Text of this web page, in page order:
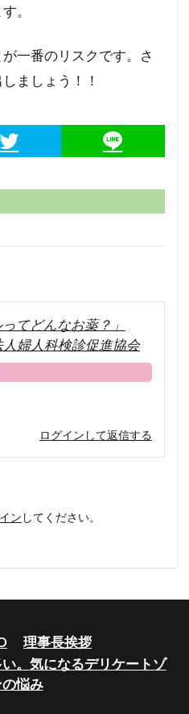
。
一番のリスクです。さ
ましょう！！
てどんなお薬？」
人婦人科検診促進協会
ログインして返信する
ン してください。
理事長挨拶
。気になるデリケートゾ
悩み